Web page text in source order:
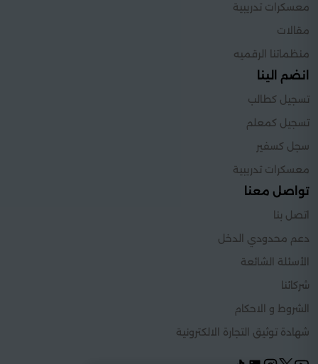
معسكرات تدريبية
مقالات
منظماتنا الرقميه
انضم الينا
تسجيل كطالب
تسجيل كمعلم
سجل كسفير
معسكرات تدريبية
تواصل معنا
اتصل بنا
دعم محدودي الدخل
الأسئلة الشائعة
شركائنا
الشروط و الاحكام
شهادة توثيق التجارة الالكترونية